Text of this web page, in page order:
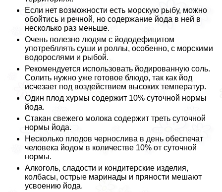
Если нет возможности есть морскую рыбу, можно
обойтись и речной, но содержание йода в ней в
несколько раз меньше.
Очень полезно людям с йододефицитом
употрeбллять суши и роллы, особенно, с морскими
водорослями и рыбой.
Рекомендуется использовать йодированную соль.
Солить нужно уже готовое блюдо, так как йод
исчезает под воздействием высоких температур.
Один плод хурмы содержит 10% суточной нормы
йода.
Стакан свежего молока содержит треть суточной
нормы йода.
Несколько плодов чернослива в день обеспечат
человека йодом в количестве 10% от суточной
нормы.
Алкоголь, сладости и кондитерские изделия,
колбасы, острые маринады и пряности мешают
усвоению йода.